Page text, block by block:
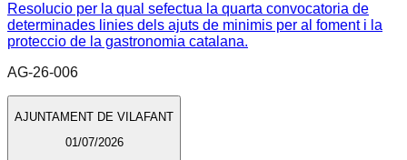
Resolucio per la qual sefectua la quarta convocatoria de
determinades linies dels ajuts de minimis per al foment i la
proteccio de la gastronomia catalana.
AG-26-006
AJUNTAMENT DE VILAFANT
01/07/2026